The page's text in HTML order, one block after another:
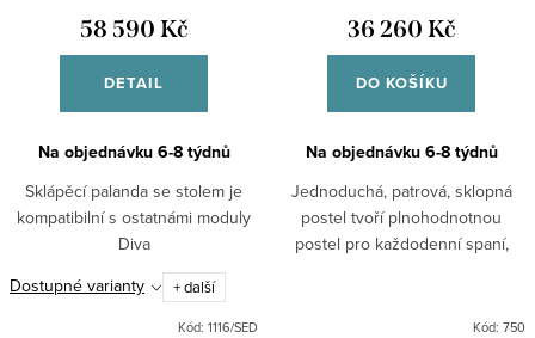
58 590 Kč
DETAIL
Na objednávku 6-8 týdnů
Sklápěcí palanda se stolem je
kompatibilní s ostatnámi moduly
Diva
Dostupné varianty
+ další
Kód: 1116/SED
36 260 Kč
DO KOŠÍKU
Na objednávku 6-8 týdnů
Jednoduchá, patrová, sklopná
postel tvoří plnohodnotnou
postel pro každodenní spaní,
Kód: 750